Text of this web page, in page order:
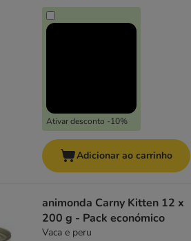
Ativar desconto -10%
Adicionar ao carrinho
animonda Carny Kitten 12 x
200 g - Pack económico
Vaca e peru